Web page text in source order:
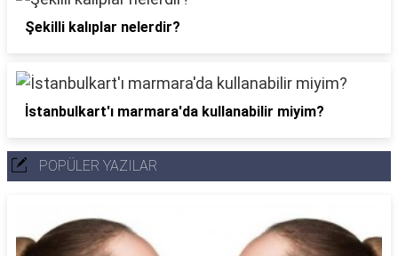
Şekilli kalıplar nelerdir?
İstanbulkart'ı marmara'da kullanabilir miyim?
POPÜLER YAZILAR